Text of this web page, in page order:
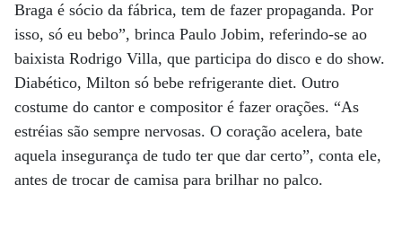
Braga é sócio da fábrica, tem de fazer propaganda. Por
isso, só eu bebo”, brinca Paulo Jobim, referindo-se ao
baixista Rodrigo Villa, que participa do disco e do show.
Diabético, Milton só bebe refrigerante diet. Outro
costume do cantor e compositor é fazer orações. “As
estréias são sempre nervosas. O coração acelera, bate
aquela insegurança de tudo ter que dar certo”, conta ele,
antes de trocar de camisa para brilhar no palco.